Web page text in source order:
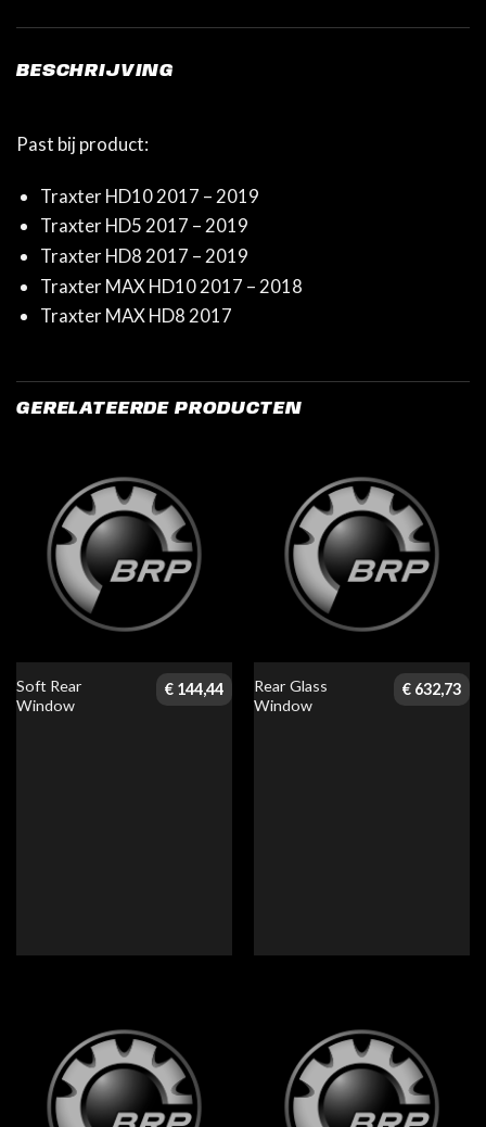
BESCHRIJVING
Past bij product:
Traxter HD10 2017 – 2019
Traxter HD5 2017 – 2019
Traxter HD8 2017 – 2019
Traxter MAX HD10 2017 – 2018
Traxter MAX HD8 2017
GERELATEERDE PRODUCTEN
Soft Rear
Window
€ 144,44
Rear Glass
Window
€ 632,73